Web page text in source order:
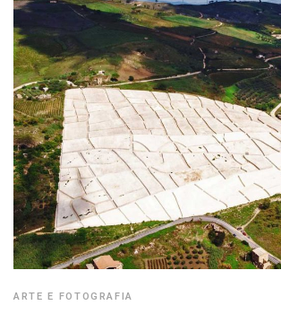
ARTE E FOTOGRAFIA